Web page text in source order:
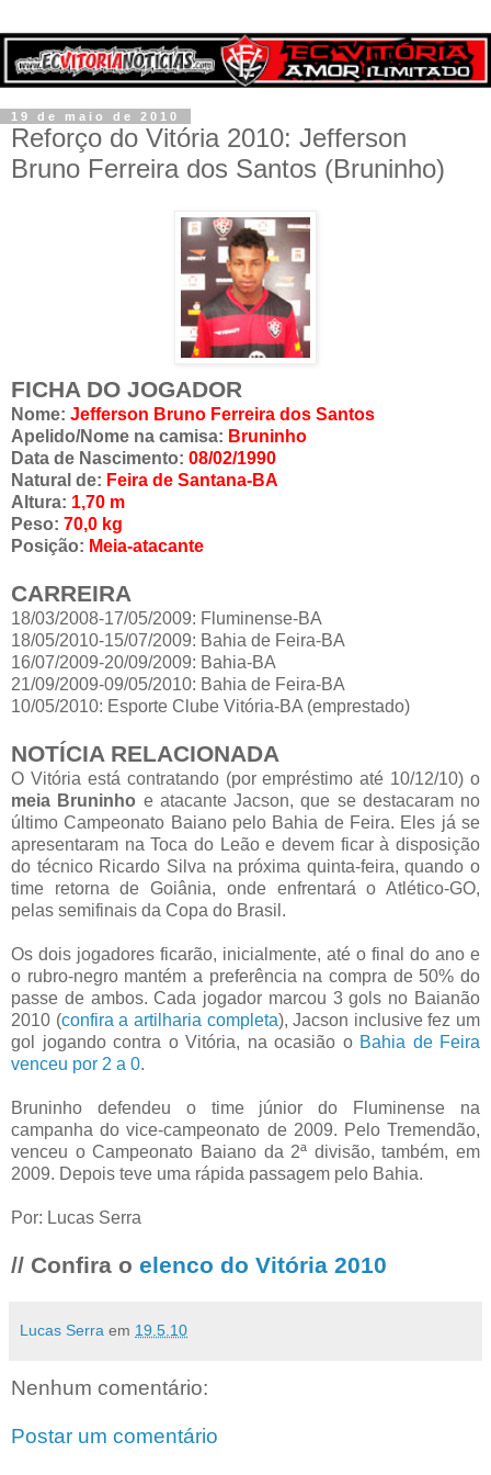
19 de maio de 2010
Reforço do Vitória 2010: Jefferson
Bruno Ferreira dos Santos (Bruninho)
FICHA DO JOGADOR
Nome: Jefferson Bruno Ferreira dos Santos
Apelido/Nome na camisa: Bruninho
Data de Nascimento: 08/02/1990
Natural de: Feira de Santana-BA
Altura: 1,70 m
Peso: 70,0 kg
Posição: Meia-atacante
CARREIRA
18/03/2008-17/05/2009: Fluminense-BA
18/05/2010-15/07/2009: Bahia de Feira-BA
16/07/2009-20/09/2009: Bahia-BA
21/09/2009-09/05/2010: Bahia de Feira-BA
10/05/2010: Esporte Clube Vitória-BA (emprestado)
NOTÍCIA RELACIONADA
O Vitória está contratando (por empréstimo até 10/12/10) o
meia Bruninho e atacante Jacson, que se destacaram no
último Campeonato Baiano pelo Bahia de Feira. Eles já se
apresentaram na Toca do Leão e devem ficar à disposição
do técnico Ricardo Silva na próxima quinta-feira, quando o
time retorna de Goiânia, onde enfrentará o Atlético-GO,
pelas semifinais da Copa do Brasil.
Os dois jogadores ficarão, inicialmente, até o final do ano e
o rubro-negro mantém a preferência na compra de 50% do
passe de ambos. Cada jogador marcou 3 gols no Baianão
2010 (confira a artilharia completa), Jacson inclusive fez um
gol jogando contra o Vitória, na ocasião o Bahia de Feira
venceu por 2 a 0.
Bruninho defendeu o time júnior do Fluminense na
campanha do vice-campeonato de 2009. Pelo Tremendão,
venceu o Campeonato Baiano da 2ª divisão, também, em
2009. Depois teve uma rápida passagem pelo Bahia.
Por: Lucas Serra
// Confira o elenco do Vitória 2010
Lucas Serra em 19.5.10
Nenhum comentário:
Postar um comentário